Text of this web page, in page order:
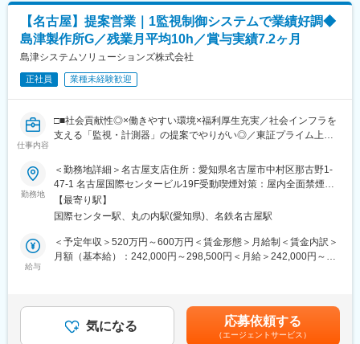
【名古屋】提案営業｜1監視制御システムで業績好調◆
島津製作所G／残業月平均10h／賞与実績7.2ヶ月
島津システムソリューションズ株式会社
正社員 業種未経験歓迎
仕事内容
□■社会貢献性◎×働きやすい環境×福利厚生充実／社会インフラを
支える「監視・計測器」の提案でやりがい◎／東証プライム上場
与7.0ヶ月分／残業月平均10時間／年間休日125日■□
■業務内容：
工業計器・監視制御システムを始めとする当社及び島津製作所製
品の法人営業をお任せします。民間企業や官公庁への営業担当と
して、 顧客の要望を捉えた深耕提案を期待しています。
供を行っているため、顧客との深い関係性構築が重要になりま
す。既存が7割を占めます。
勤務地
＜勤務地詳細＞名古屋支店住所：愛知県名古屋市中村区那古野1-
47-1 名古屋国際センタービル19F受動喫煙対策：屋内全面禁煙変
更の範囲：会社の定める事業所
【最寄り駅】
国際センター駅、丸の内駅(愛知県)、名鉄名古屋駅
給与
＜予定年収＞520万円～600万円＜賃金形態＞月給制＜賃金内訳＞
月額（基本給）：242,000円～298,500円＜月給＞242,000円～
7.2ヵ月賃金はあくまでも目安の金額であり、選考を通じて上下す
る可能性があります。月給(月額)は固定手当を含めた表記です。
気になる 応募依頼する
（エージェントサービス）